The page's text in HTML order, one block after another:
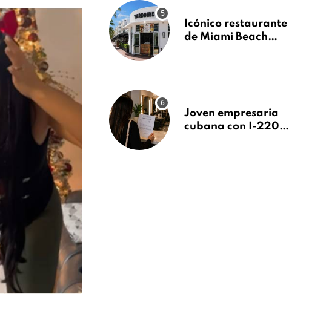
Icónico restaurante
de Miami Beach
después de 15 años
Joven empresaria
cubana con I-220A